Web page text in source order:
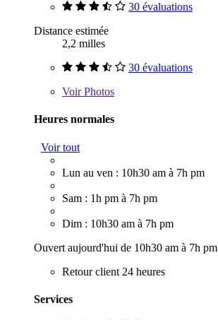
30 évaluations
Distance estimée
2,2 milles
30 évaluations
VoirPhotos
Heures normales
Voir tout
Lun au ven : 10h30 am à 7h pm
Sam : 1h pm à 7h pm
Dim : 10h30 am à 7h pm
Ouvert aujourd'hui de 10h30 am à 7h pm
Retour client 24 heures
Services